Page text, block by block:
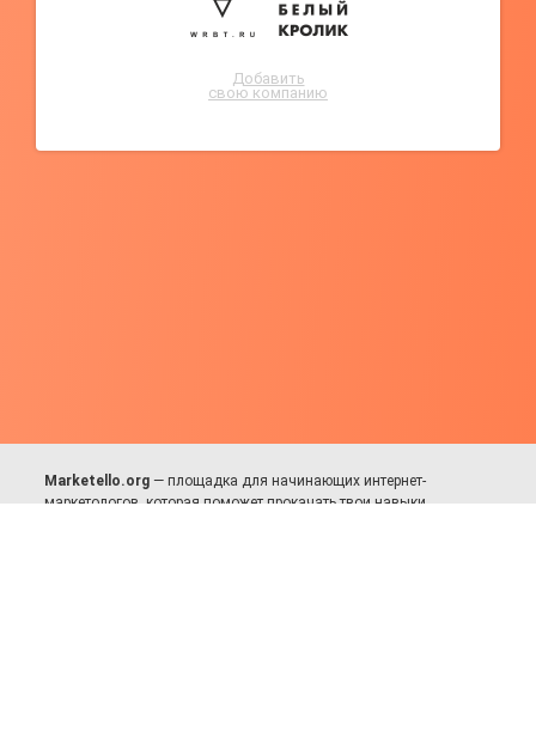
Добавить
свою компанию
Marketello.org — площадка для начинающих интернет-
маркетологов, которая поможет прокачать твои навыки.